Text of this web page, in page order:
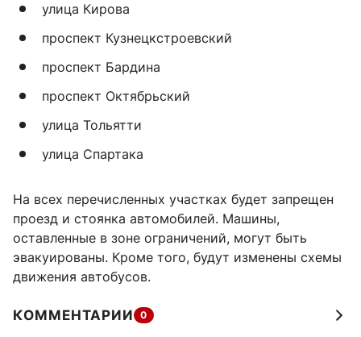
улица Кирова
проспект Кузнецкстроевский
проспект Бардина
проспект Октябрьский
улица Тольятти
улица Спартака
На всех перечисленных участках будет запрещен
проезд и стоянка автомобилей. Машины,
оставленные в зоне ограничений, могут быть
эвакуированы. Кроме того, будут изменены схемы
движения автобусов.
КОММЕНТАРИИ 0